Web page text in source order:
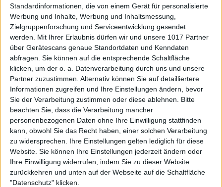
Standardinformationen, die von einem Gerät für personalisierte
Werbung und Inhalte, Werbung und Inhaltsmessung,
Zielgruppenforschung und Serviceentwicklung gesendet
werden.
Mit Ihrer Erlaubnis dürfen wir und unsere 1017 Partner
über Gerätescans genaue Standortdaten und Kenndaten
abfragen. Sie können auf die entsprechende Schaltfläche
klicken, um der o. a. Datenverarbeitung durch uns und unsere
Partner zuzustimmen. Alternativ können Sie auf detailliertere
Informationen zugreifen und Ihre Einstellungen ändern, bevor
Sie der Verarbeitung zustimmen oder diese ablehnen.
Bitte
beachten Sie, dass die Verarbeitung mancher
personenbezogenen Daten ohne Ihre Einwilligung stattfinden
kann, obwohl Sie das Recht haben, einer solchen Verarbeitung
zu widersprechen. Ihre Einstellungen gelten lediglich für diese
Website. Sie können Ihre Einstellungen jederzeit ändern oder
Ihre Einwilligung widerrufen, indem Sie zu dieser Website
zurückkehren und unten auf der Webseite auf die Schaltfläche
"Datenschutz" klicken.